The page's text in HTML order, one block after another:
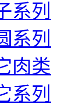
系列
系列
肉类
系列